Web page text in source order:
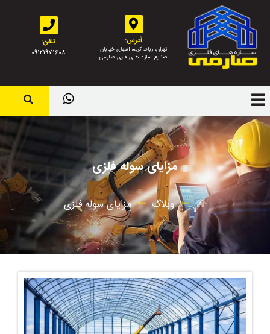
آدرس:
تهران، رباط کریم، انتهای خیابان
صنایع، سازه های فلزی صارمی
تلفن:
09121971608
مزایای سوله فلزی
وبلاگ مزایای سوله فلزی